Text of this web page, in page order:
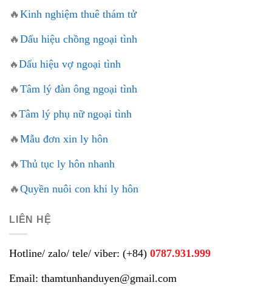
🔥Kinh nghiệm thuê thám tử
🔥Dấu hiệu chồng ngoại tình
🔥Dấu hiệu vợ ngoại tình
🔥Tâm lý đàn ông ngoại tình
🔥Tâm lý phụ nữ ngoại tình
🔥Mẫu đơn xin ly hôn
🔥Thủ tục ly hôn nhanh
🔥Quyền nuôi con khi ly hôn
LIÊN HỆ
Hotline/ zalo/ tele/ viber: (+84) 0787.931.999
Email: thamtunhanduyen@gmail.com